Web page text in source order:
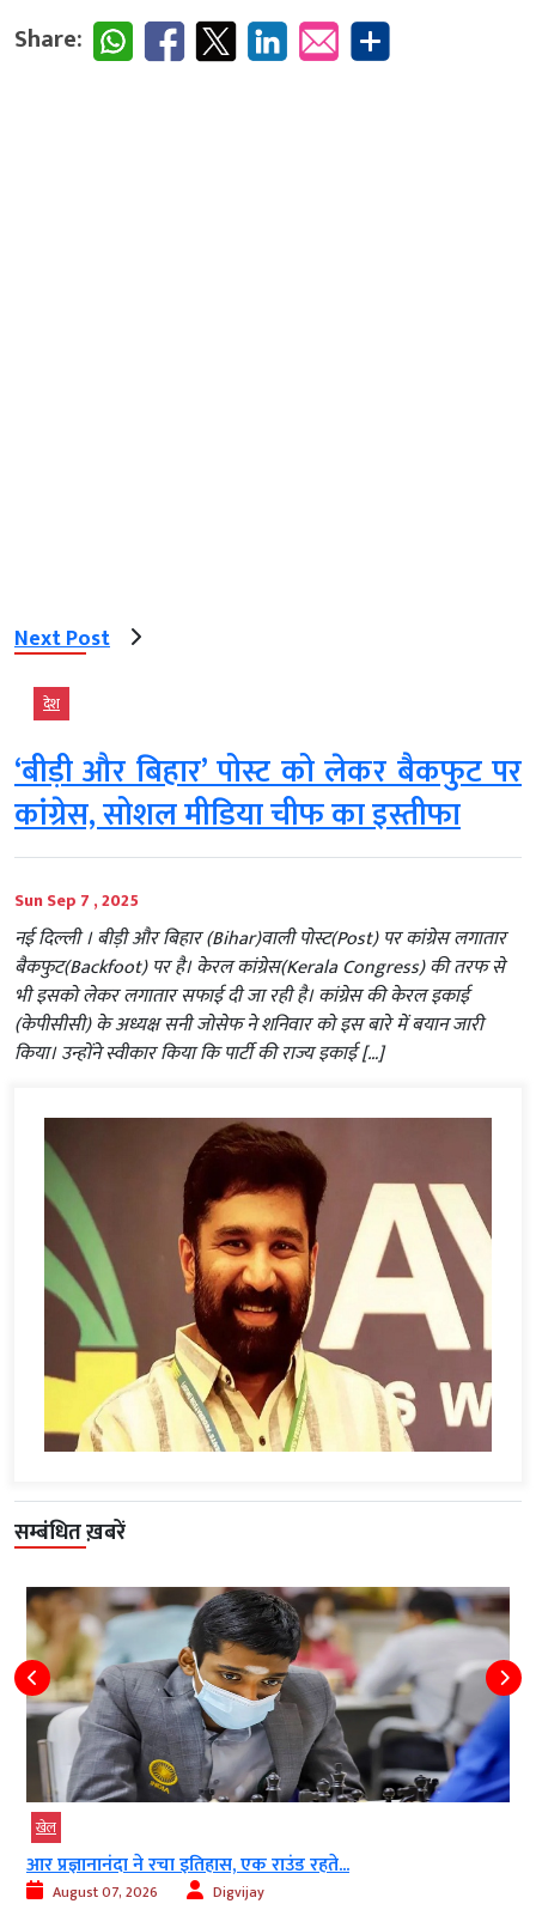
Share:
Next Post
देश
‘बीड़ी और बिहार’ पोस्ट को लेकर बैकफुट पर
कांग्रेस, सोशल मीडिया चीफ का इस्तीफा
Sun Sep 7 , 2025
नई दिल्‍ली । बीड़ी और बिहार (Bihar)वाली पोस्ट(Post) पर कांग्रेस लगातार
बैकफुट(Backfoot) पर है। केरल कांग्रेस(Kerala Congress) की तरफ से
भी इसको लेकर लगातार सफाई दी जा रही है। कांग्रेस की केरल इकाई
(केपीसीसी) के अध्यक्ष सनी जोसेफ ने शनिवार को इस बारे में बयान जारी
किया। उन्होंने स्वीकार किया कि पार्टी की राज्य इकाई […]
सम्बंधित ख़बरें
खेल
आर प्रज्ञानानंदा ने रचा इतिहास, एक राउंड रहते...
August 07, 2026 Digvijay